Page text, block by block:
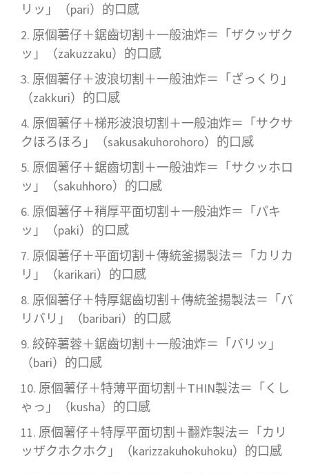
リッ」（pari）的口感
原個薯仔＋鋸齒切割＋一般油炸＝「ザクッザク
ッ」（zakuzzaku）的口感
原個薯仔＋波浪切割＋一般油炸＝「ざっくり」
（zakkuri）的口感
原個薯仔＋梯形波浪切割＋一般油炸＝「サクサ
クほろほろ」（sakusakuhorohoro）的口感
原個薯仔＋鋸齒切割＋一般油炸＝「サクッホロ
ッ」（sakuhhoro）的口感
原個薯仔＋稍厚平面切割＋一般油炸＝「パキ
ッ」（paki）的口感
原個薯仔＋平面切割＋傳統釜揚製法＝「カリカ
リ」（karikari）的口感
原個薯仔＋特厚鋸齒切割＋傳統釜揚製法＝「バ
リバリ」（baribari）的口感
絞碎薯蓉＋鋸齒切割＋一般油炸＝「バリッ」
（bari）的口感
原個薯仔＋特薄平面切割＋THIN製法＝「くし
ゃっ」（kusha）的口感
原個薯仔＋特厚平面切割＋翻炸製法＝「カリ
ッザクホクホク」（karizzakuhokuhoku）的口感